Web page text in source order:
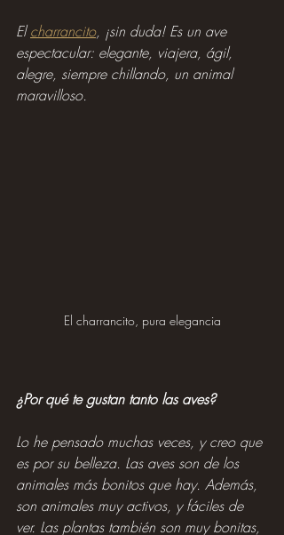
El charrancito, ¡sin duda! Es un ave
espectacular: elegante, viajera, ágil,
alegre, siempre chillando, un animal
maravilloso.
El charrancito, pura elegancia
¿Por qué te gustan tanto las aves?
Lo he pensado muchas veces, y creo que
es por su belleza. Las aves son de los
animales más bonitos que hay. Además,
son animales muy activos, y fáciles de
ver. Las plantas también son muy bonitas,